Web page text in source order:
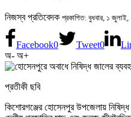
নিজস্ব প্রতিবেদক প্রকাশিত: বুধবার, ১
Facebook0 Tweet0
অ- অ+
প্রতীকী ছবি
কিশোরগঞ্জের হোসেনপুর উপজেলায় নিষিদ্ধ